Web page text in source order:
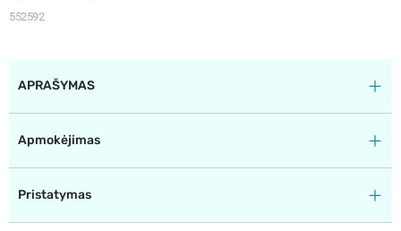
552592
APRAŠYMAS
Apmokėjimas
Pristatymas